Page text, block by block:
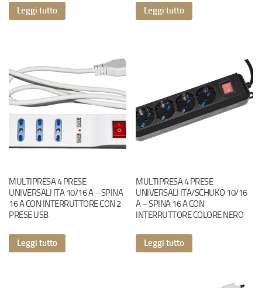
Leggi tutto Leggi tutto
MULTIPRESA 4 PRESE
UNIVERSALI ITA 10/16 A – SPINA
16 A CON INTERRUTTORE CON 2
PRESE USB
Leggi tutto
MULTIPRESA 4 PRESE
UNIVERSALI ITA/SCHUKO 10/16
A – SPINA 16 A CON
INTERRUTTORE COLORE NERO
Leggi tutto